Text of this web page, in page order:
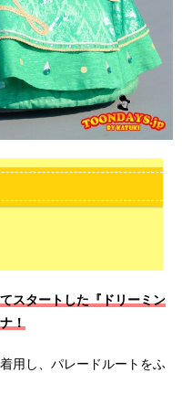
スタートした『ドリーミン
！
用し、パレードルートをふ